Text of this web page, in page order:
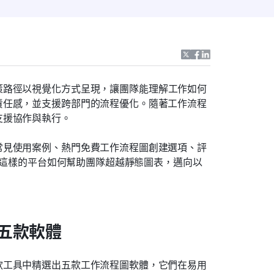
徑以視覺化方式呈現，讓團隊能理解工作如何
感，並支援跨部門的流程優化。隨著工作流程
協作與執行。
使用案例、熱門免費工作流程圖創建選項、評
樣的平台如何幫助團隊超越靜態圖表，邁向以
款軟體
具中精選出五款工作流程圖軟體，它們在易用